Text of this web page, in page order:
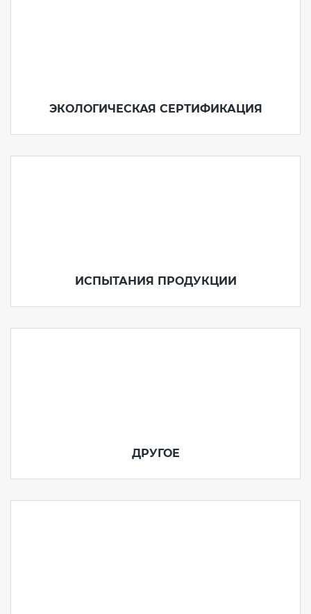
ЭКОЛОГИЧЕСКАЯ СЕРТИФИКАЦИЯ
ИСПЫТАНИЯ ПРОДУКЦИИ
ДРУГОЕ